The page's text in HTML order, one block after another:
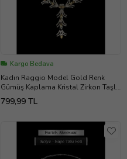
Kargo Bedava
Kadın Raggio Model Gold Renk
Gümüş Kaplama Kristal Zirkon Taşlı
Abiye Elbise Kombin Takı Seti
799,99 TL